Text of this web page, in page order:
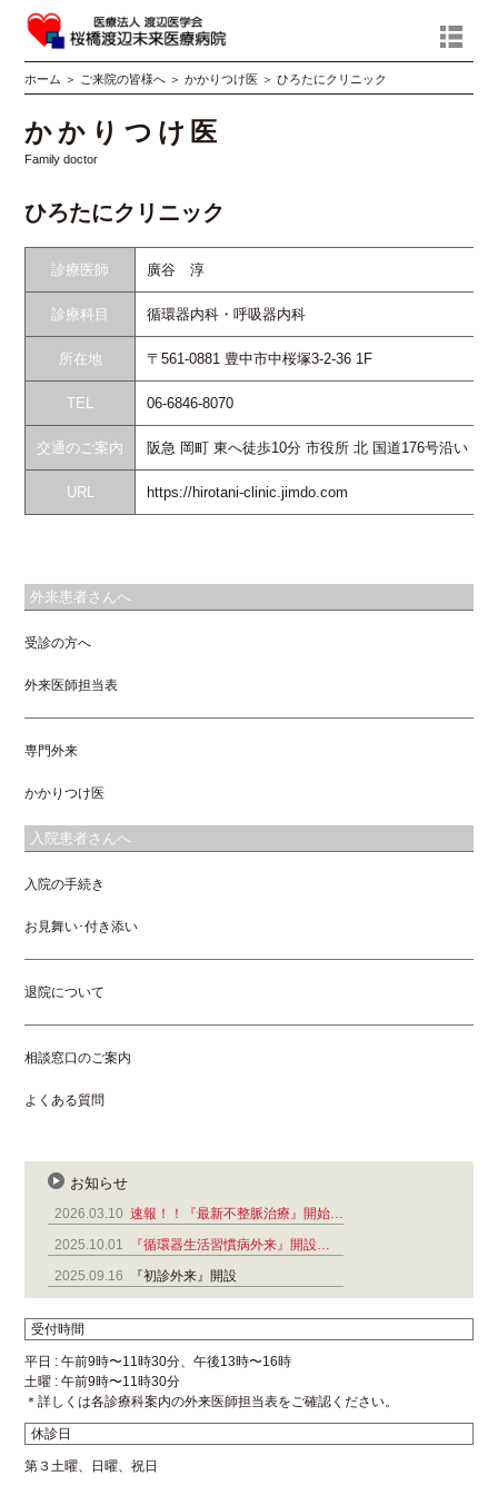
ホーム ＞ ご来院の皆様へ ＞かかりつけ医 ＞ひろたにクリニック
かかりつけ医
Family doctor
ひろたにクリニック
診療医師 廣谷 淳
診療科目 循環器内科・呼吸器内科
所在地 〒561-0881 豊中市中桜塚3-2-36 1F
TEL 06-6846-8070
交通のご案内 阪急 岡町 東へ徒歩10分 市役所 北 国道176号沿い
URL https://hirotani-clinic.jimdo.com
外来患者さんへ
受診の方へ
外来医師担当表
専門外来
かかりつけ医
入院患者さんへ
入院の手続き
お見舞い･付き添い
退院について
相談窓口のご案内
よくある質問
お知らせ
2026.03.10 速報！！『最新不整脈治療』開始…
2025.10.01
『循環器生活習慣病外来』開設…
2025.09.16
『初診外来』開設
受付時間
平日 : 午前9時〜11時30分、午後13時〜16時
土曜 : 午前9時〜11時30分
＊詳しくは各診療科案内の外来医師担当表をご確認ください。
休診日
第３土曜、日曜、祝日